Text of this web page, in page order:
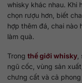
whisky khác nhau. Khi
chọn rượu hơn, biết
hợp thêm đá, chai nào
làm quà.
Trong thế giới whisky
ngũ cốc, vùng sản
chưng cất và cả